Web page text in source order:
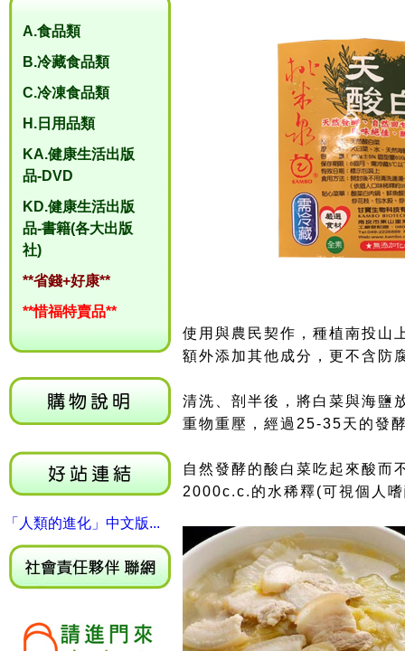
A.食品類
B.冷藏食品類
C.冷凍食品類
H.日用品類
KA.健康生活出版
品-DVD
KD.健康生活出版
品-書籍(各大出版
社)
**省錢+好康**
**惜福特賣品**
「人類的進化」中文版...
使用與農民契作，種植南投山
額外添加其他成分，更不含防
清洗、剖半後，將白菜與海鹽
重物重壓，經過25-35天的發
自然發酵的酸白菜吃起來酸而
2000c.c.的水稀釋(可視個人